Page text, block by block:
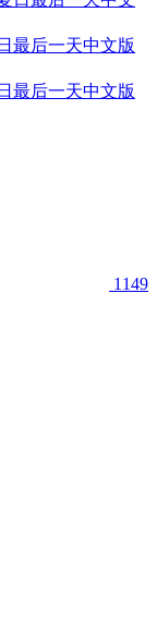
最后一天中文版
最后一天中文版
1149